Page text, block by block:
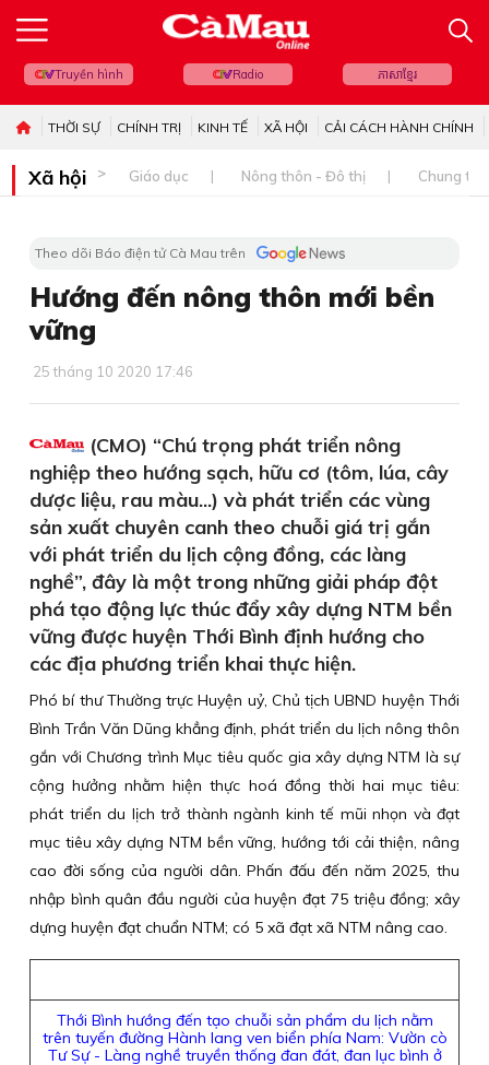
Truyền hình Radio ភាសាខ្មែរ
THỜI SỰ CHÍNH TRỊ KINH TẾ XÃ HỘI CẢI CÁCH HÀNH CHÍNH
Xã hội Giáo dục Nông thôn - Đô thị Chung
Theo dõi Báo điện tử Cà Mau trên
Hướng đến nông thôn mới bền
vững
25 tháng 10 2020 17:46
(CMO) “Chú trọng phát triển nông
nghiệp theo hướng sạch, hữu cơ (tôm, lúa, cây
dược liệu, rau màu...) và phát triển các vùng
sản xuất chuyên canh theo chuỗi giá trị gắn
với phát triển du lịch cộng đồng, các làng
nghề”, đây là một trong những giải pháp đột
phá tạo động lực thúc đẩy xây dựng NTM bền
vững được huyện Thới Bình định hướng cho
các địa phương triển khai thực hiện.
Phó bí thư Thường trực Huyện uỷ, Chủ tịch UBND huyện Thới
Bình Trần Văn Dũng khẳng định, phát triển du lịch nông thôn
gắn với Chương trình Mục tiêu quốc gia xây dựng NTM là sự
cộng hưởng nhằm hiện thực hoá đồng thời hai mục tiêu:
phát triển du lịch trở thành ngành kinh tế mũi nhọn và đạt
mục tiêu xây dựng NTM bền vững, hướng tới cải thiện, nâng
cao đời sống của người dân. Phấn đấu đến năm 2025, thu
nhập bình quân đầu người của huyện đạt 75 triệu đồng; xây
dựng huyện đạt chuẩn NTM; có 5 xã đạt xã NTM nâng cao.
Thới Bình hướng đến tạo chuỗi sản phẩm du lịch nằm
trên tuyến đường Hành lang ven biển phía Nam: Vườn cò
Tư Sự - Làng nghề truyền thống đan đát, đan lục bình ở